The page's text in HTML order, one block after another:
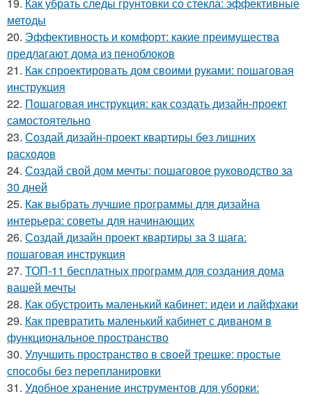
методы
20. Эффективность и комфорт: какие преимущества
предлагают дома из пеноблоков
21. Как спроектировать дом своими руками: пошаговая
инструкция
22. Пошаговая инструкция: как создать дизайн-проект
самостоятельно
23. Создай дизайн-проект квартиры без лишних
расходов
24. Создай свой дом мечты: пошаговое руководство за
30 дней
25. Как выбрать лучшие программы для дизайна
интерьера: советы для начинающих
26. Создай дизайн проект квартиры за 3 шага:
пошаговая инструкция
27. ТОП-11 бесплатных программ для создания дома
вашей мечты
28. Как обустроить маленький кабинет: идеи и лайфхаки
29. Как превратить маленький кабинет с диваном в
функциональное пространство
30. Улучшить пространство в своей трешке: простые
способы без перепланировки
31. Удобное хранение инструментов для уборки: